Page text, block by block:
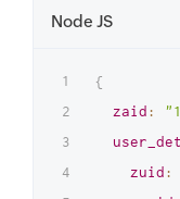
Node JS
{
zaid:
zuid: